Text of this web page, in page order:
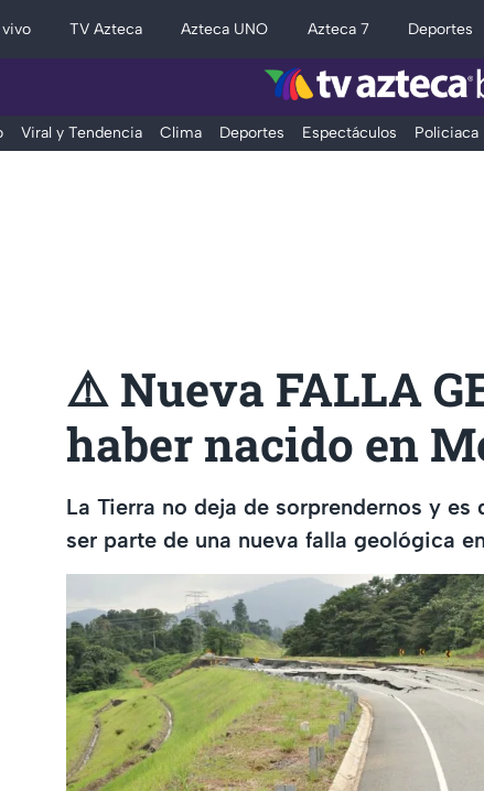
TV Azteca Azteca UNO Azteca 7 Deportes
Viral y Tendencia Clima Deportes Espectáculos Policiaca
⚠️ Nueva FALLA
haber nacido en
La Tierra no deja de sorprendernos y
ser parte de una nueva falla geológica